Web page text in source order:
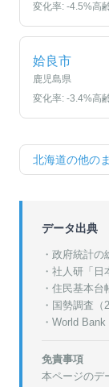
変化率: -4.5%高
姶良市
鹿児島県
変化率: -3.4%高
北海道の他の
データ出典
・政府統計
・ 社人研「日
・ 住民基本台
・ 国勢調査（
・World
免責事項
本ページのデ